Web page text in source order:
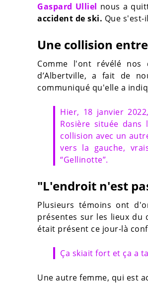
Gaspard Ulliel nous a
accident de ski. Que
Une collision
Comme l'ont révélé nos
d’Albertville, a fait de
communiqué qu'elle a
Hier, 18 janvier
Rosière située dans
collision avec un
vers la gauche,
“Gellinotte”.
"L'endroit n'est
Plusieurs témoins ont
présentes sur les lieux
était présent ce jour-là
Ça skiait fort et ça a
Une autre femme, qui est